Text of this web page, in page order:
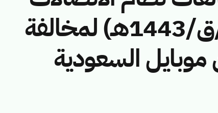
رقم (4374227/ق/1443هـ) لمخالفة
السعودية